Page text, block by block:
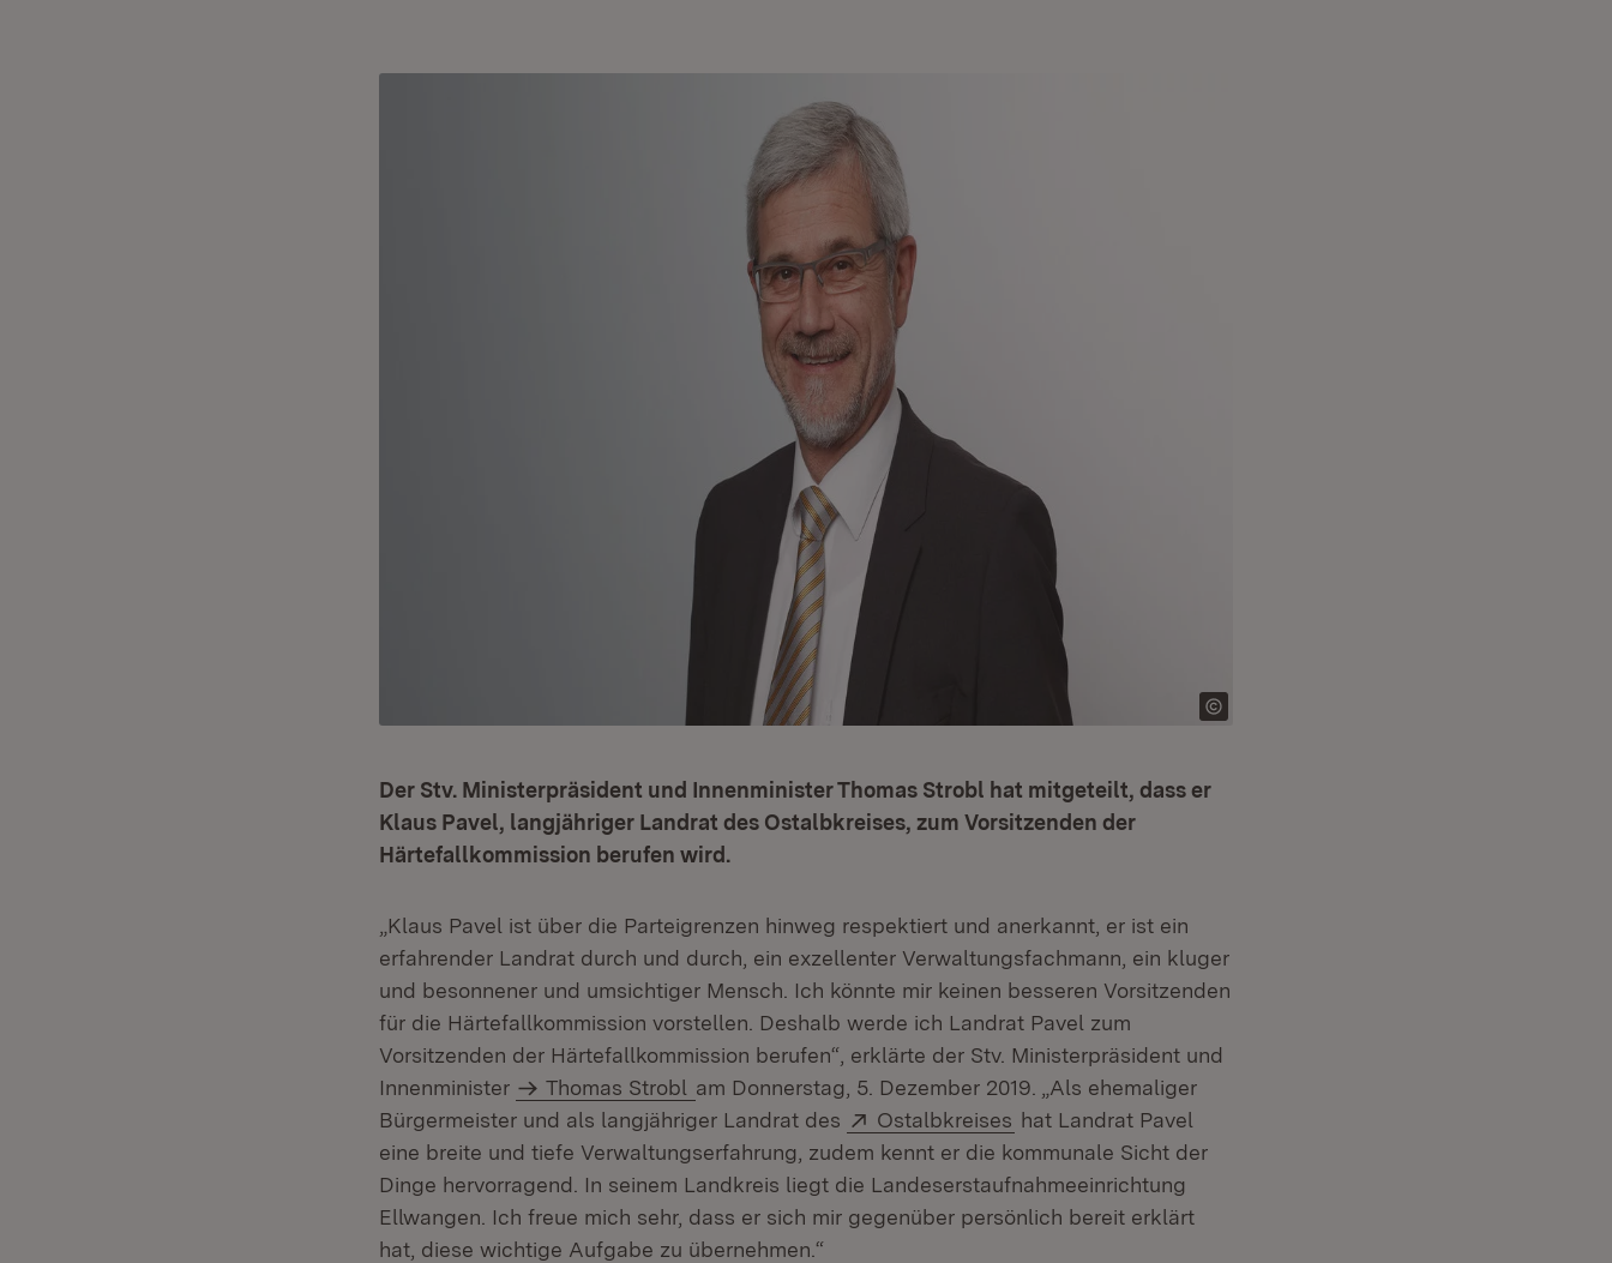
Der Stv. Ministerpräsident und Innenminister Thomas Strobl hat mitgeteilt, dass er
Klaus Pavel, langjähriger Landrat des Ostalbkreises, zum Vorsitzenden der
Härtefallkommission berufen wird.
„Klaus Pavel ist über die Parteigrenzen hinweg respektiert und anerkannt, er ist ein
erfahrender Landrat durch und durch, ein exzellenter Verwaltungsfachmann, ein kluger
und besonnener und umsichtiger Mensch. Ich könnte mir keinen besseren Vorsitzenden
für die Härtefallkommission vorstellen. Deshalb werde ich Landrat Pavel zum
Vorsitzenden der Härtefallkommission berufen“, erklärte der Stv. Ministerpräsident und
Innenminister
Thomas Strobl am Donnerstag, 5. Dezember 2019. „Als ehemaliger
Bürgermeister und als langjähriger Landrat des
Extern:
Ostalbkreises (Öffnet in neuem Fenster)
hat Landrat Pavel
eine breite und tiefe Verwaltungserfahrung, zudem kennt er die kommunale Sicht der
Dinge hervorragend. In seinem Landkreis liegt die Landeserstaufnahmeeinrichtung
Ellwangen. Ich freue mich sehr, dass er sich mir gegenüber persönlich bereit erklärt
hat, diese wichtige Aufgabe zu übernehmen.“